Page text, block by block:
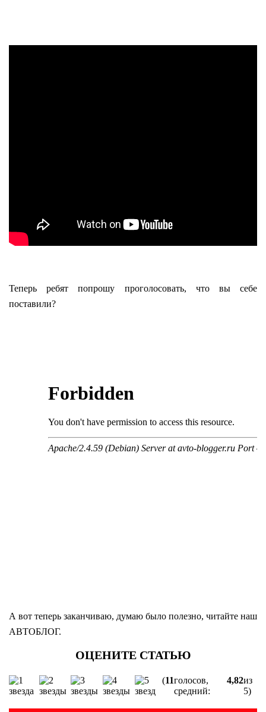
Теперь ребят попрошу проголосовать, что вы себе
поставили?
А вот теперь заканчиваю, думаю было полезно, читайте наш
АВТОБЛОГ.
(11голосов,
средний:
4,82из
5)